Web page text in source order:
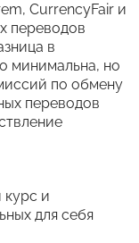
CurrencyFair и
переводов
в
минимальна, но
по обмену
переводов
и
для себя